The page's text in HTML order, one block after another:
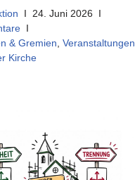
24. Juni 2026
& Gremien, Veranstaltungen
Kirche